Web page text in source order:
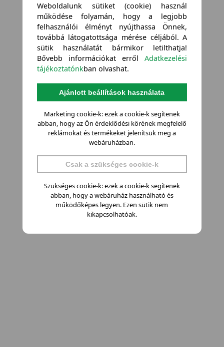
Weboldalunk sütiket (cookie) használ
működése folyamán, hogy a legjobb
felhasználói élményt nyújthassa Önnek,
továbbá látogatottsága mérése céljából. A
sütik használatát bármikor letilthatja!
Bővebb információkat errőlAdatkezelési
tájékoztatónkban olvashat.
Ajánlott beállítások használata
Marketing cookie-k: ezek a cookie-k segítenek
abban, hogy az Ön érdeklődési körének megfelelő
reklámokat és termékeket jelenítsük meg a
webáruházban.
Csak a szükséges cookie-k
Szükséges cookie-k: ezek a cookie-k segítenek
abban, hogy a webáruház használható és
működőképes legyen. Ezen sütik nem
kikapcsolhatóak.